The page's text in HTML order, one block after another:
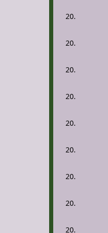
20.
20.
20.
20.
20.
20.
20.
20.
20.